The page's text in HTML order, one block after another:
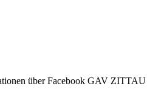
über Facebook GAV ZITTAU